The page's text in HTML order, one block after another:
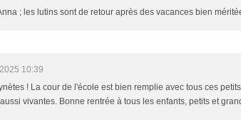
; les lutins sont de retour après des vacances bien
10:39
! La cour de l'école est bien remplie avec tous ces
vivantes. Bonne rentrée à tous les enfants, petits et